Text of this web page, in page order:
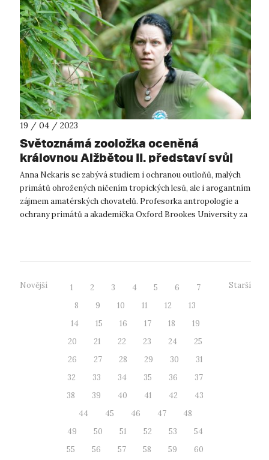
19 / 04 / 2023
Světoznámá zooložka oceněná
královnou Alžbětou II. představí svůj
výzkum studentům UJEP i veřejnosti
Anna Nekaris se zabývá studiem i ochranou outloňů, malých
primátů ohrožených ničením tropických lesů, ale i arogantním
zájmem amatérských chovatelů. Profesorka antropologie a
ochrany primátů a akademička Oxford Brookes University za
Novější 1 2 3 4 5 6
7
8
9 10 11 12
13
14
15 16 17 18
19
20
21 22 23 24
25
26
27 28 29 30
31
32
33 34 35 36
37
38
39 40 41 42
43
44
45 46 47
48
49
50 51 52 53
54
55
56 57 58 59
60
Starší